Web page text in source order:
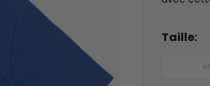
Taille: